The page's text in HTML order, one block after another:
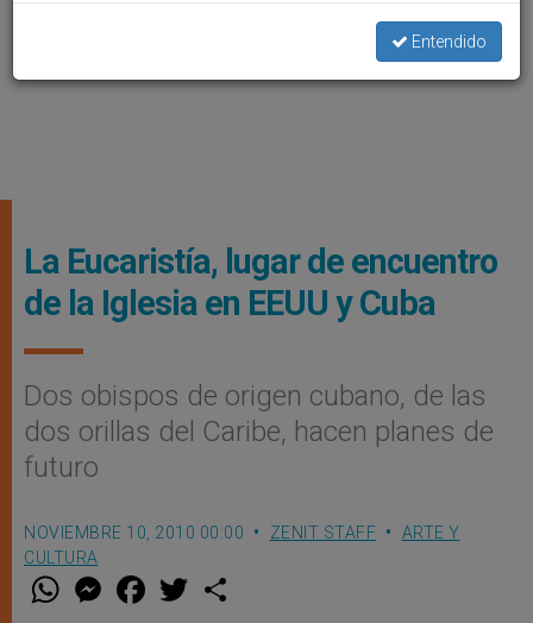
La Eucaristía, lugar de encuentro
de la Iglesia en EEUU y Cuba
Dos obispos de origen cubano, de las
dos orillas del Caribe, hacen planes de
futuro
NOVIEMBRE 10, 2010 00:00 ZENIT STAFF
ARTE Y
CULTURA
W M
e
F
a w
Entendido